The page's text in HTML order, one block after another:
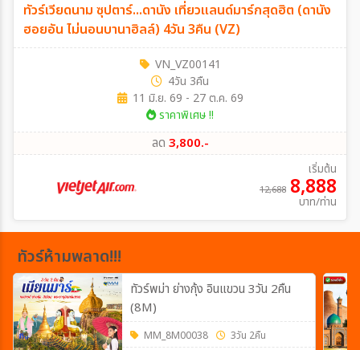
ทัวร์เวียดนาม ซุปตาร์...ดานัง เที่ยวแลนด์มาร์กสุดฮิต (ดานัง
ฮอยอัน ไม่นอนบานาฮิลล์) 4วัน 3คืน (VZ)
VN_VZ00141
4วัน 3คืน
11 มิ.ย. 69 - 27 ต.ค. 69
ราคาพิเศษ !!
ลด 3,800.-
เริ่มต้น
12,688 8,888
บาท/ท่าน
ทัวร์ห้ามพลาด!!!
ทัวร์พม่า ย่างกุ้ง อินแขวน 3วัน 2คืน
(8M)
MM_8M00038 3วัน 2คืน